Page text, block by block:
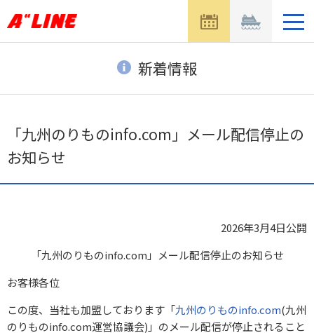
ュ
開
新着情報
「九州のりものinfo.com」メール配信停止の
お知らせ
2026年3月4日公開
「九州のりものinfo.com」メール配信停止のお知らせ
お客様各位
この度、当社も加盟しております「九州のりものinfo.com(九州
のりものinfo.com運営協議会)」のメール配信が停止されること